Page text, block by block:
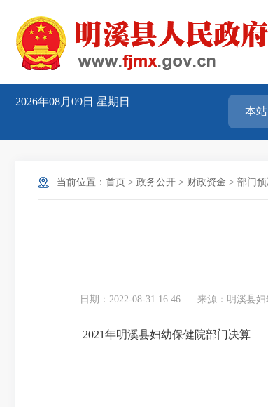
2026年08月09日 星期日
当前位置： 首页 > 政务公开 > 财政资金 > 部门
日期：2022-08-31 16:46 来源：明溪县
2021年明溪县妇幼保健院部门决算